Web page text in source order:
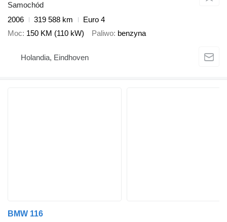
Samochód
2006
319 588 km
Euro 4
Moc 150 KM (110 kW) Paliwo benzyna
Holandia, Eindhoven
BMW 116